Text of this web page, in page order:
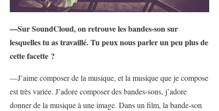
—Sur SoundCloud, on retrouve les bandes-son sur
lesquelles tu as travaillé. Tu peux nous parler un peu plus de
cette facette ?
—J’aime composer de la musique, et la musique que je compose
est très variée. J’adore composer des bandes-sons, j’adore
donner de la musique à une image. Dans un film, la bande-son